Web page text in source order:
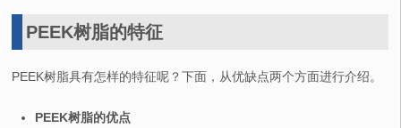
PEEK树脂的特征
PEEK树脂具有怎样的特征呢？下面，从优缺点两个方面进行介绍。
PEEK树脂的优点